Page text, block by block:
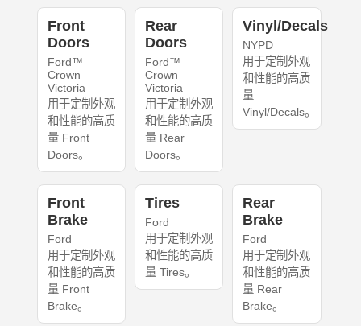
Front
Doors
Ford™
Crown
Victoria
用于定制外观
和性能的高质
量 Front
Doors。
Rear
Doors
Ford™
Crown
Victoria
用于定制外观
和性能的高质
量 Rear
Doors。
Vinyl/Decals
NYPD
用于定制外观
和性能的高质
量
Vinyl/Decals。
Front
Brake
Ford
用于定制外观
和性能的高质
量 Front
Brake。
Tires
Ford
用于定制外观
和性能的高质
量 Tires。
Rear
Brake
Ford
用于定制外观
和性能的高质
量 Rear
Brake。